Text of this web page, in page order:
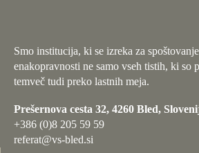
Smo institucija, ki se izreka za
enakopravnosti ne samo vseh tistih, ki so
temveč tudi preko lastnih meja.
Prešernova cesta 32, 4260 Bled,
+386 (0)8 205 59 59
referat@vs-bled.si